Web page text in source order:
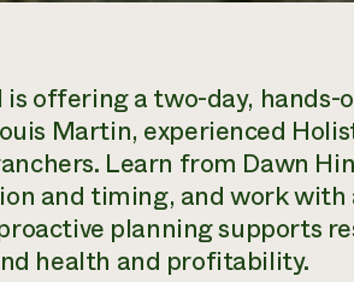
offering a two-day, hands-
Martin, experienced
Learn from Dawn
and timing, and work with
planning supports
health and profitability.